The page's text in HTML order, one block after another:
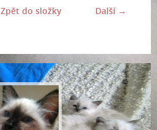
Další →
Zpět do složky